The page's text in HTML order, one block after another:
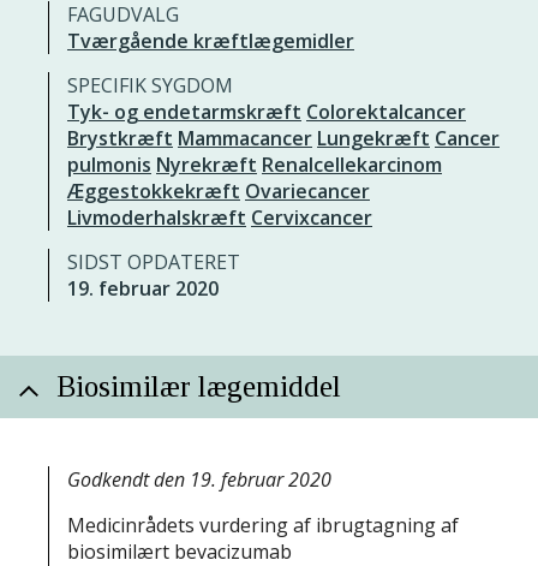
FAGUDVALG
Tværgående kræftlægemidler
SPECIFIK SYGDOM
Tyk- og endetarmskræft Colorektalcancer
Brystkræft Mammacancer Lungekræft Cancer
pulmonis Nyrekræft Renalcellekarcinom
Æggestokkekræft Ovariecancer
Livmoderhalskræft Cervixcancer
SIDST OPDATERET
19. februar 2020
Biosimilær lægemiddel
Godkendt den 19. februar 2020
Medicinrådets vurdering af ibrugtagning af
biosimilært bevacizumab